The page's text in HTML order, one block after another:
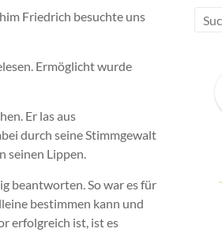
Friedrich besuchte uns
Ermöglicht wurde
Er las aus
durch seine Stimmgewalt
seinen Lippen.
beantworten. So war es für
bestimmen kann und
erfolgreich ist, ist es